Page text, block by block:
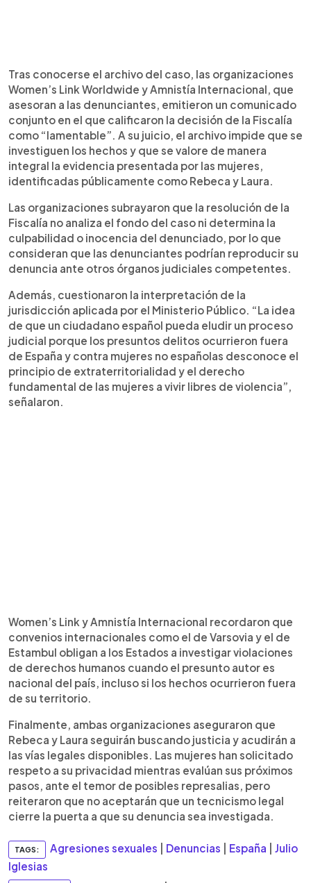
Tras conocerse el archivo del caso, las organizaciones
Women’s Link Worldwide y Amnistía Internacional, que
asesoran a las denunciantes, emitieron un comunicado
conjunto en el que calificaron la decisión de la Fiscalía
como “lamentable”. A su juicio, el archivo impide que se
investiguen los hechos y que se valore de manera
integral la evidencia presentada por las mujeres,
identificadas públicamente como Rebeca y Laura.
Las organizaciones subrayaron que la resolución de la
Fiscalía no analiza el fondo del caso ni determina la
culpabilidad o inocencia del denunciado, por lo que
consideran que las denunciantes podrían reproducir su
denuncia ante otros órganos judiciales competentes.
Además, cuestionaron la interpretación de la
jurisdicción aplicada por el Ministerio Público. “La idea
de que un ciudadano español pueda eludir un proceso
judicial porque los presuntos delitos ocurrieron fuera
de España y contra mujeres no españolas desconoce el
principio de extraterritorialidad y el derecho
fundamental de las mujeres a vivir libres de violencia”,
señalaron.
Women’s Link y Amnistía Internacional recordaron que
convenios internacionales como el de Varsovia y el de
Estambul obligan a los Estados a investigar violaciones
de derechos humanos cuando el presunto autor es
nacional del país, incluso si los hechos ocurrieron fuera
de su territorio.
Finalmente, ambas organizaciones aseguraron que
Rebeca y Laura seguirán buscando justicia y acudirán a
las vías legales disponibles. Las mujeres han solicitado
respeto a su privacidad mientras evalúan sus próximos
pasos, ante el temor de posibles represalias, pero
reiteraron que no aceptarán que un tecnicismo legal
cierre la puerta a que su denuncia sea investigada.
TAGS: Agresiones sexuales Denuncias España
Julio
Iglesias